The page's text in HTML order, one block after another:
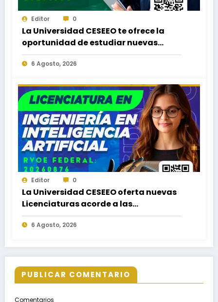
Editor 0
La Universidad CESEEO te ofrece la
oportunidad de estudiar nuevas
Licenciaturas en los Campus Oaxaca,
Puerto Escondido, Ixtepec y en la
6 Agosto, 2026
Editor 0
La Universidad CESEEO oferta nuevas
Licenciaturas acorde a las
necesidades educativas de los
egresados de escuelas del nivel medio
6 Agosto, 2026
PUBLICAR COMENTARIO
Comentarios